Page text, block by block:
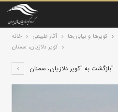
خانه آثار طبیعی کویرها و بیابان‌ها
کویر دلازیان، سمنان
بازگشت به "کویر دلازیان، سمنان"